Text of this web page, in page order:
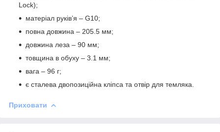
Lock);
матеріал руківʼя – G10;
повна довжина – 205.5 мм;
довжина леза – 90 мм;
товщина в обуху – 3.1 мм;
вага – 96 г;
є сталева двопозиційна кліпса та отвір для темляка.
Приховати